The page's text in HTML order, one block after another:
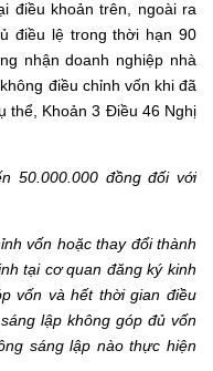
điều khoản trên, ngoài ra
điều lệ trong thời hạn 90
nhận doanh nghiệp nhà
điều chỉnh vốn khi đã
thể, Khoản 3 Điều 46 Nghị
50.000.000 đồng đối với
vốn hoặc thay đổi thành
tại cơ quan đăng ký kinh
vốn và hết thời gian điều
lập không góp đủ vốn
sáng lập nào thực hiện